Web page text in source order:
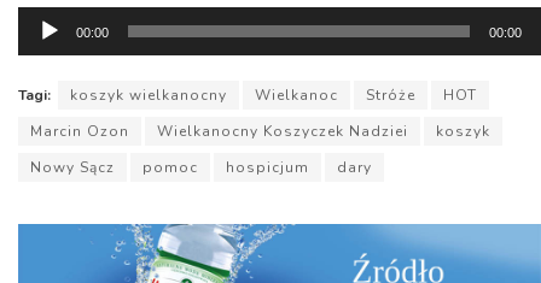
Odtwarzacz
plików
dźwiękowych
00:00 00:00
Tagi: koszyk wielkanocny Wielkanoc Stróże
HOT
Marcin Ozon
Wielkanocny Koszyczek Nadziei
koszyk
Nowy Sącz
pomoc hospicjum dary